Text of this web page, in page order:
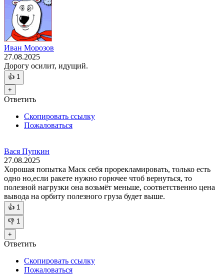
Иван Морозов
27.08.2025
Дорогу осилит, идущий.
👍 1
+
Ответить
Скопировать ссылку
Пожаловаться
Вася Пупкин
27.08.2025
Хорошая попытка Маск себя прорекламировать, только есть
одно но,если ракете нужно горючее чтоб вернуться, то
полезной нагрузки она возьмёт меньше, соответственно цена
вывода на орбиту полезного груза будет выше.
👍 1
👎 1
+
Ответить
Скопировать ссылку
Пожаловаться